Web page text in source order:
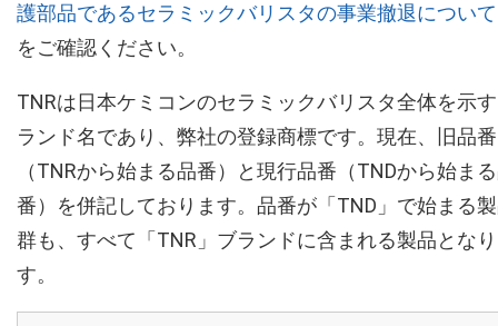
護部品であるセラミックバリスタの事業撤退について
をご確認ください。
TNRは日本ケミコンのセラミックバリスタ全体を示
ランド名であり、弊社の登録商標です。現在、旧品番
（TNRから始まる品番）と現行品番（TNDから始ま
番）を併記しております。品番が「TND」で始まる
群も、すべて「TNR」ブランドに含まれる製品とな
す。